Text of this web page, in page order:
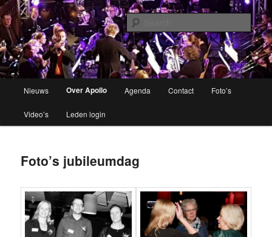
Apollo Grou
Brassband
Skip
to
content
Nieuws Over Apollo Agenda Contact Foto’s
Video’s Leden login
Foto’s jubileumdag